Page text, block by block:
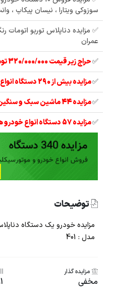
سوزوکی ویتارا ، نیسان پیکاپ ،
عمران
✅حراج زیر قیمت 320/000/000 تومانی تیبا 2 مدل 97
✅مزایده بیش از 290 دستگاه انواع ماشین آلات
✅مزایده 44 ماشین سبک و سنگین نصف قیمت
✅مزایده 57 دستگاه انواع خودرو های زیر قیمت
توضیحات
مزایده خودرو یک دستگاه
مدل : 401
مزایده گذار
مخفی